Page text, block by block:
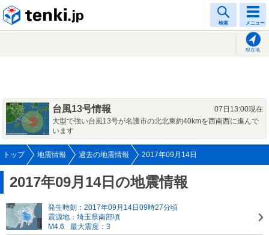
検索 メニュー
現在地
台風13号情報
07日13:00現在
大型で強い台風13号が名護市の北北東約40kmを西南西に進んで
います
トップ 地震情報 過去の地震情報 2017年09月14日
2017年09月14日の地震情報
発生時刻：2017年09月14日09時27分頃
震源地：埼玉県南部頃
M4.6
最大震度：3